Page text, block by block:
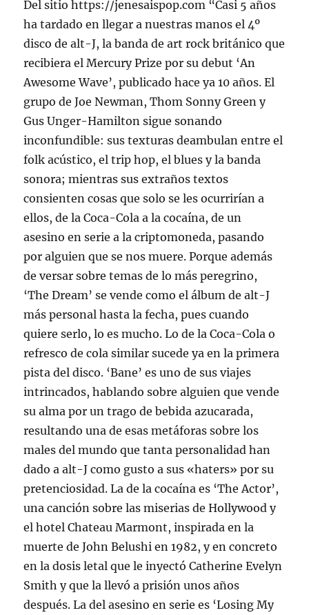
Del sitio https://jenesaispop.com “Casi 5 años
ha tardado en llegar a nuestras manos el 4º
disco de alt-J, la banda de art rock británico que
recibiera el Mercury Prize por su debut ‘An
Awesome Wave’, publicado hace ya 10 años. El
grupo de Joe Newman, Thom Sonny Green y
Gus Unger-Hamilton sigue sonando
inconfundible: sus texturas deambulan entre el
folk acústico, el trip hop, el blues y la banda
sonora; mientras sus extraños textos
consienten cosas que solo se les ocurrirían a
ellos, de la Coca-Cola a la cocaína, de un
asesino en serie a la criptomoneda, pasando
por alguien que se nos muere. Porque además
de versar sobre temas de lo más peregrino,
‘The Dream’ se vende como el álbum de alt-J
más personal hasta la fecha, pues cuando
quiere serlo, lo es mucho. Lo de la Coca-Cola o
refresco de cola similar sucede ya en la primera
pista del disco. ‘Bane’ es uno de sus viajes
intrincados, hablando sobre alguien que vende
su alma por un trago de bebida azucarada,
resultando una de esas metáforas sobre los
males del mundo que tanta personalidad han
dado a alt-J como gusto a sus «haters» por su
pretenciosidad. La de la cocaína es ‘The Actor’,
una canción sobre las miserias de Hollywood y
el hotel Chateau Marmont, inspirada en la
muerte de John Belushi en 1982, y en concreto
en la dosis letal que le inyectó Catherine Evelyn
Smith y que la llevó a prisión unos años
después. La del asesino en serie es ‘Losing My